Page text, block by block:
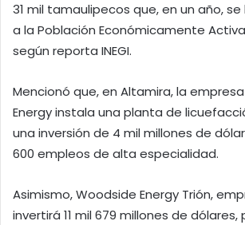
31 mil tamaulipecos que, en un año,
a la Población Económicamente
según reporta INEGI.
Mencionó que, en Altamira, la
Energy instala una planta de
una inversión de 4 mil millones de
600 empleos de alta especialidad.
Asimismo, Woodside Energy Trión,
invertirá 11 mil 679 millones de